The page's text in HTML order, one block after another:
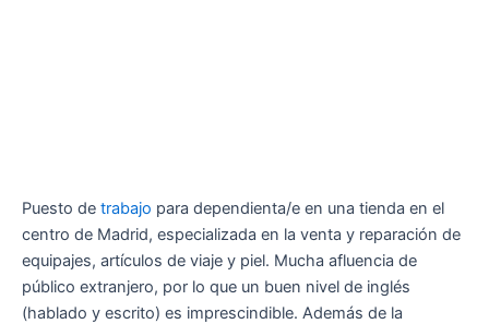
Puesto de trabajo para dependienta/e en una tienda en el
centro de Madrid, especializada en la venta y reparación de
equipajes, artículos de viaje y piel. Mucha afluencia de
público extranjero, por lo que un buen nivel de inglés
(hablado y escrito) es imprescindible. Además de la